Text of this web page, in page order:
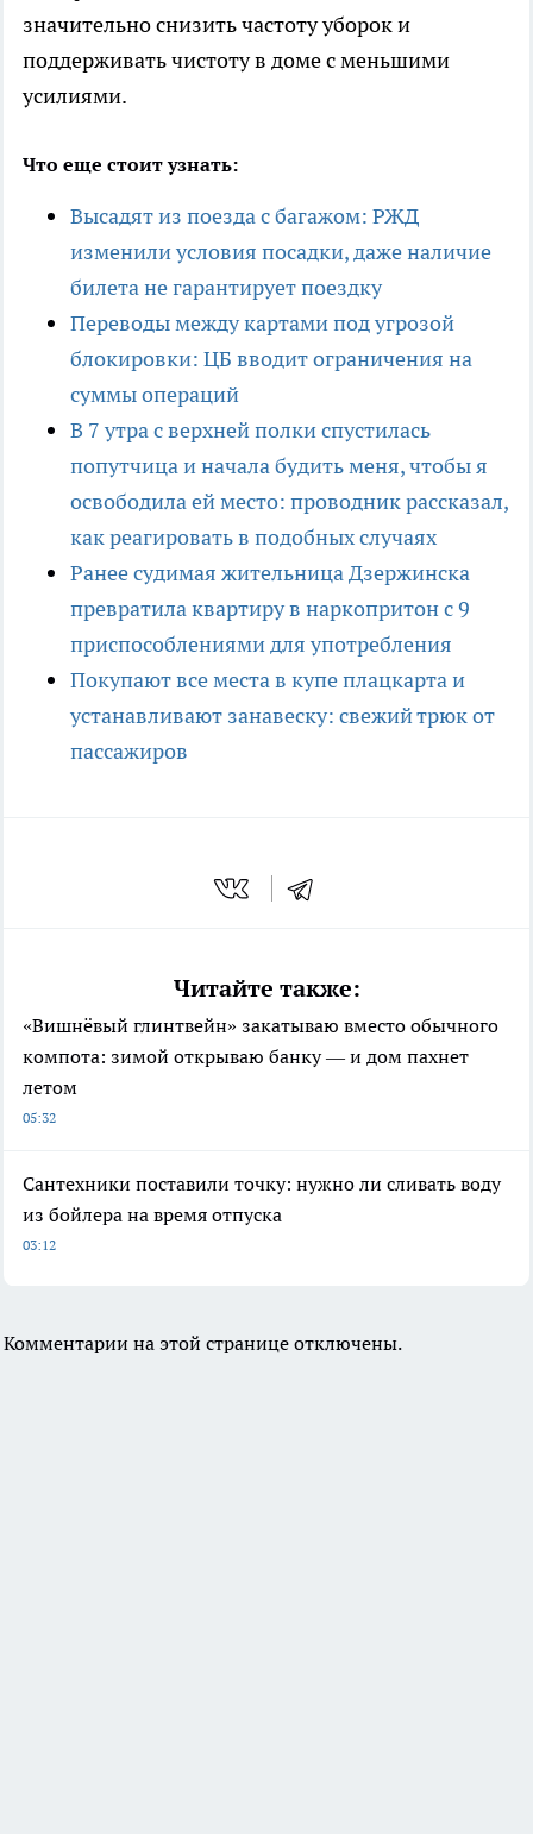
значительно снизить частоту уборок и
поддерживать чистоту в доме с меньшими
усилиями.
Что еще стоит узнать:
Высадят из поезда с багажом: РЖД
изменили условия посадки, даже наличие
билета не гарантирует поездку
Переводы между картами под угрозой
блокировки: ЦБ вводит ограничения на
суммы операций
В 7 утра с верхней полки спустилась
попутчица и начала будить меня, чтобы я
освободила ей место: проводник рассказал,
как реагировать в подобных случаях
Ранее судимая жительница Дзержинска
превратила квартиру в наркопритон с 9
приспособлениями для употребления
Покупают все места в купе плацкарта и
устанавливают занавеску: свежий трюк от
пассажиров
Читайте также:
«Вишнёвый глинтвейн» закатываю вместо обычного
компота: зимой открываю банку — и дом пахнет
летом
05:32
Сантехники поставили точку: нужно ли сливать воду
из бойлера на время отпуска
03:12
Комментарии на этой странице отключены.